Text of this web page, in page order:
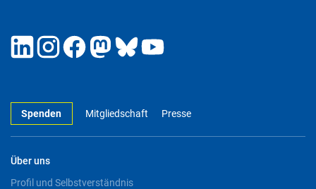
Spenden Mitgliedschaft Presse
Über uns
Profil und Selbstverständnis